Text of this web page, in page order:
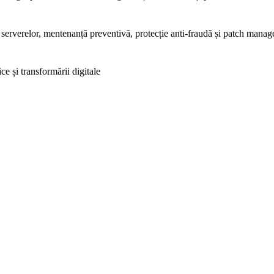
mentenanță preventivă, protecție anti-fraudă și patch
și transformării digitale